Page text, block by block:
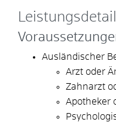
Ausländischer
Arzt oder
Zahnarzt
Apotheker